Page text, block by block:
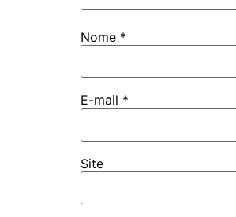
Nome *
E-mail *
Site